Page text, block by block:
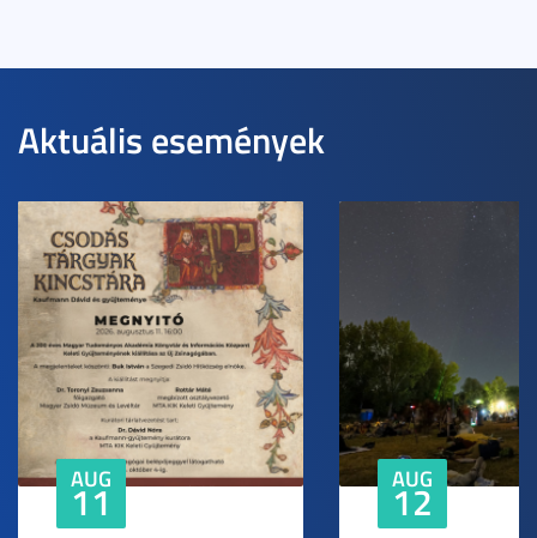
Aktuális események
AUG
11 AUG
12